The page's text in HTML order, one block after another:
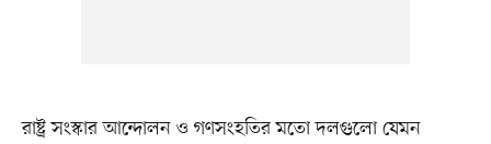
রাষ্ট্র সংস্কার আন্দোলন ও গণসংহতির মতো দলগুলো যেমন